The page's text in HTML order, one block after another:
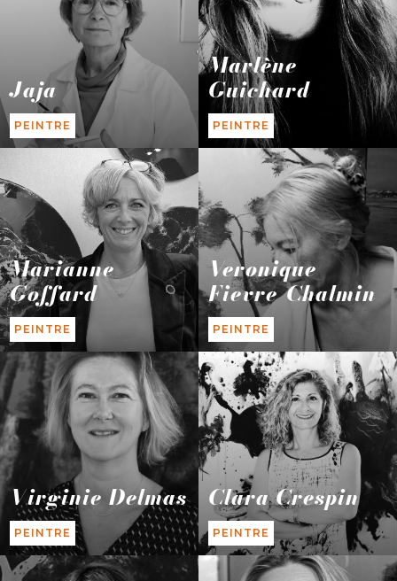
Jaja
PEINTRE
Marlène
Guichard
PEINTRE
Marianne
Goffard
PEINTRE
Veronique
Fievre-Chalmin
PEINTRE
Virginie Delmas
PEINTRE
Clara Crespin
PEINTRE